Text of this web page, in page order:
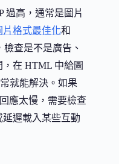
過高，通常是圖片
片格式最佳化和
查是不是廣告、
在 HTML 中給圖
就能解決。如果
應太慢，需要檢查
遲載入某些互動